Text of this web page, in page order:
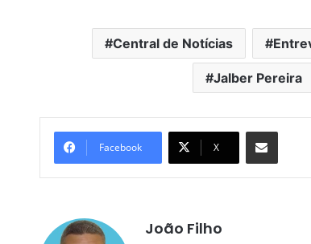
Central de Notícias
Jalber Pereira
Facebook X
Compartilhar por e-mail
João Filho